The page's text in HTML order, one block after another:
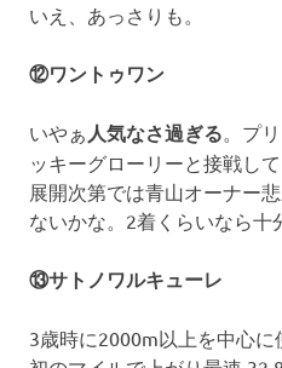
いえ、あっさりも。
⑫ワントゥワン
いやぁ 人気なさ過ぎる 。プ
ッキーグローリーと接戦し
展開次第では青山オーナー
ないかな。2着くらいなら十
⑬サトノワルキューレ
3歳時に2000m以上を中心